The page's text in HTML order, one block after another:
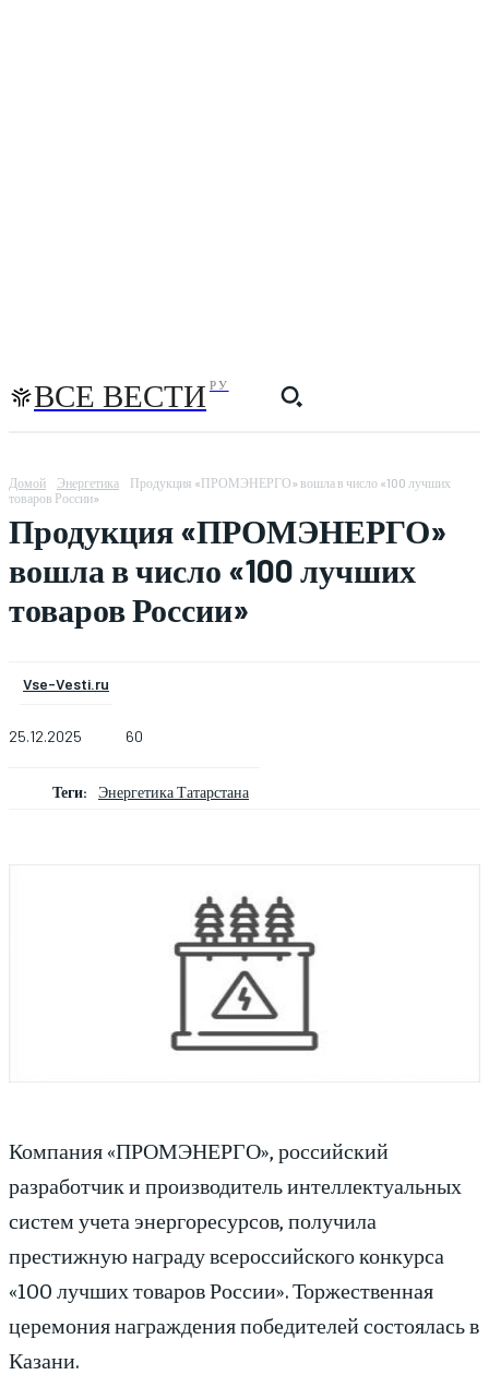
ВСЕ ВЕСТИ РУ
Домой Энергетика
Продукция «ПРОМЭНЕРГО» вошла в число «100 лучших
товаров России»
Продукция «ПРОМЭНЕРГО»
вошла в число «100 лучших
товаров России»
Vse-Vesti.ru
25.12.2025 60
Теги: Энергетика Татарстана
Компания «ПРОМЭНЕРГО», российский
разработчик и производитель интеллектуальных
систем учета энергоресурсов, получила
престижную награду всероссийского конкурса
«100 лучших товаров России». Торжественная
церемония награждения победителей состоялась в
Казани.